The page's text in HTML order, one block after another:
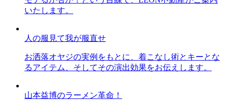
いたします。
人の服見て我が服直せ
お洒落オヤジの実例をもとに、着こなし術とキーとな
るアイテム、そしてその演出効果をお伝えします。
山本益博のラーメン革命！